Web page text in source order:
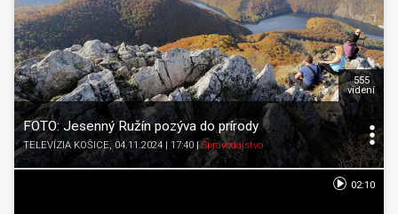
FOTO: Jesenný Ružín pozýva do prírody
TELEVÍZIA KOŠICE, 04.11.2024 | 17:40 |Spravodajstvo
555
videní
02:10